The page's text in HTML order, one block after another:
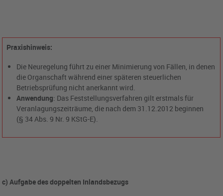
Praxishinweis:
Die Neuregelung führt zu einer Minimierung von Fällen, in denen
die Organschaft während einer späteren steuerlichen
Betriebsprüfung nicht anerkannt wird.
Anwendung: Das Feststellungsverfahren gilt erstmals für
Veranlagungszeiträume, die nach dem 31.12.2012 beginnen
(§ 34 Abs. 9 Nr. 9 KStG-E).
c) Aufgabe des doppelten Inlandsbezugs